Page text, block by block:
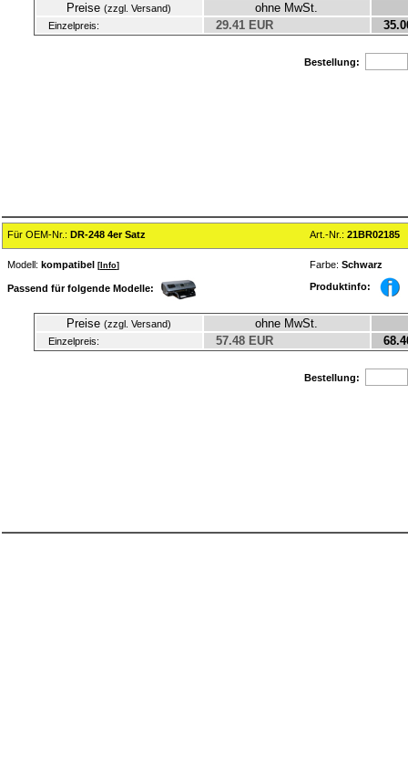
Preise (zzgl. Versand) ohne MwSt.
Einzelpreis: 29.41 EUR
Bestellung:
Für OEM-Nr.: DR-248 4er Satz Art.-Nr.: 21BR02185
Modell: kompatibel [ Info] Farbe: Schwarz
Passend für folgende Modelle: Produktinfo:
Preise (zzgl. Versand) ohne MwSt.
Einzelpreis: 57.48 EUR
Bestellung: